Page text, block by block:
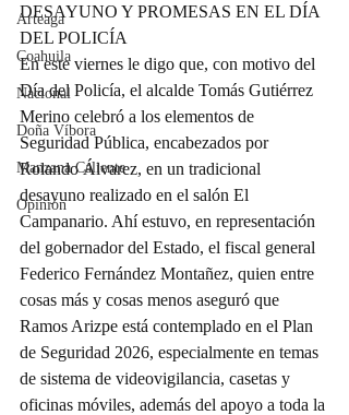
Arteaga
Coahuila
Nacional
Doña Víbora
Manzana Caliente
Opinión
DESAYUNO Y PROMESAS EN EL DÍA
DEL POLICÍA
En este viernes le digo que, con motivo del
Día del Policía, el alcalde Tomás Gutiérrez
Merino celebró a los elementos de
Seguridad Pública, encabezados por
Rolando Álvarez, en un tradicional
desayuno realizado en el salón El
Campanario. Ahí estuvo, en representación
del gobernador del Estado, el fiscal general
Federico Fernández Montañez, quien entre
cosas más y cosas menos aseguró que
Ramos Arizpe está contemplado en el Plan
de Seguridad 2026, especialmente en temas
de sistema de videovigilancia, casetas y
oficinas móviles, además del apoyo a toda la